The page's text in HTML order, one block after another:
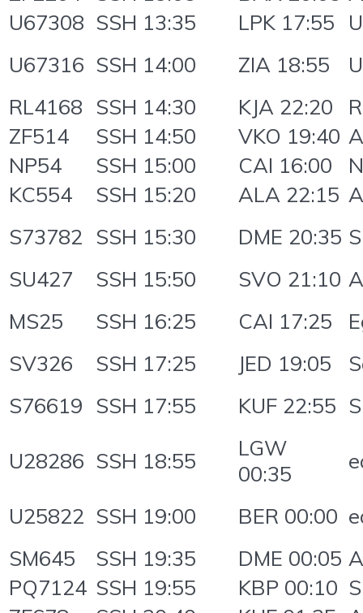
U67308 SSH 13:35 LPK 17:55
U67316 SSH 14:00 ZIA 18:55
RL4168 SSH 14:30 KJA 22:20
ZF514
SSH 14:50 VKO 19:40
NP54
SSH 15:00 CAI 16:00
KC554
SSH 15:20 ALA 22:15
S73782 SSH 15:30 DME 20:35
SU427
SSH 15:50 SVO 21:10
MS25
SSH 16:25 CAI 17:25
SV326
SSH 17:25 JED 19:05
S76619 SSH 17:55 KUF 22:55
U28286 SSH 18:55
LGW
00:35
U25822 SSH 19:00 BER 00:00
SM645
SSH 19:35 DME 00:05
PQ7124 SSH 19:55 KBP 00:10